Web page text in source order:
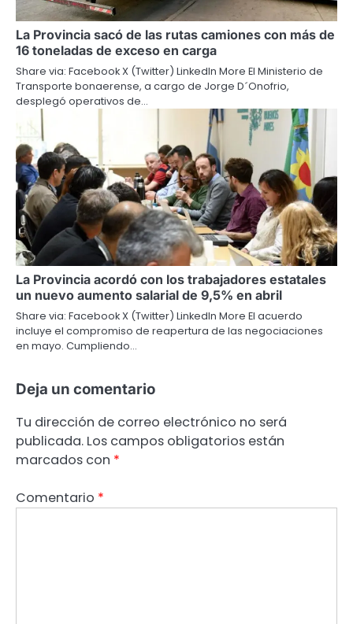
La Provincia sacó de las rutas camiones con más de
16 toneladas de exceso en carga
Share via: Facebook X (Twitter) LinkedIn More El Ministerio de
Transporte bonaerense, a cargo de Jorge D´Onofrio,
desplegó operativos de…
La Provincia acordó con los trabajadores estatales
un nuevo aumento salarial de 9,5% en abril
Share via: Facebook X (Twitter) LinkedIn More El acuerdo
incluye el compromiso de reapertura de las negociaciones
en mayo. Cumpliendo…
Deja un comentario
Tu dirección de correo electrónico no será
publicada. Los campos obligatorios están
marcados con *
Comentario *